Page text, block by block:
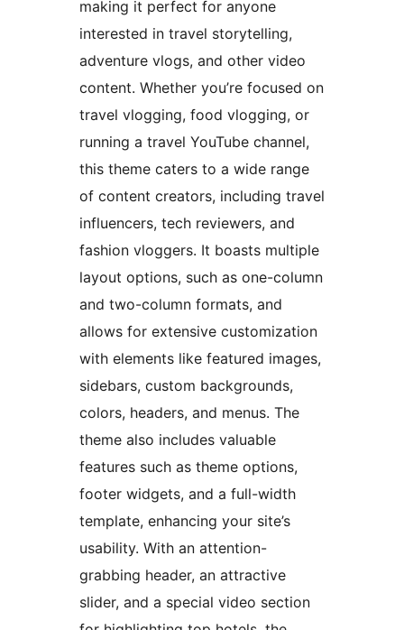
making it perfect for anyone
interested in travel storytelling,
adventure vlogs, and other video
content. Whether you’re focused on
travel vlogging, food vlogging, or
running a travel YouTube channel,
this theme caters to a wide range
of content creators, including travel
influencers, tech reviewers, and
fashion vloggers. It boasts multiple
layout options, such as one-column
and two-column formats, and
allows for extensive customization
with elements like featured images,
sidebars, custom backgrounds,
colors, headers, and menus. The
theme also includes valuable
features such as theme options,
footer widgets, and a full-width
template, enhancing your site’s
usability. With an attention-
grabbing header, an attractive
slider, and a special video section